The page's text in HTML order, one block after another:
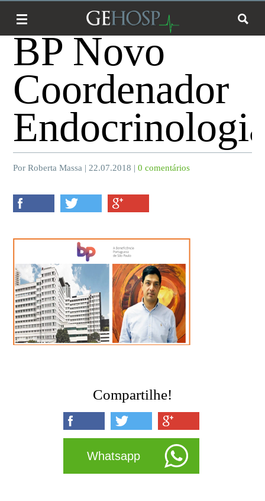
BP Novo
Coordenador
Por Roberta Massa | 22.07.2018 |0 comentários
Compartilhe!
Whatsapp